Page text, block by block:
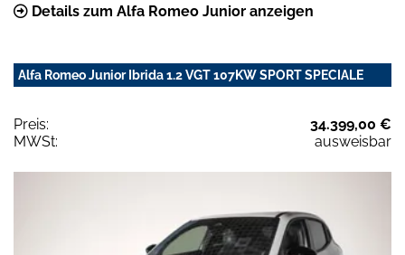
Details zum Alfa Romeo Junior anzeigen
Alfa Romeo Junior Ibrida 1.2 VGT 107KW SPORT SPECIALE
Preis:
34.399,00 €
MWSt:
ausweisbar